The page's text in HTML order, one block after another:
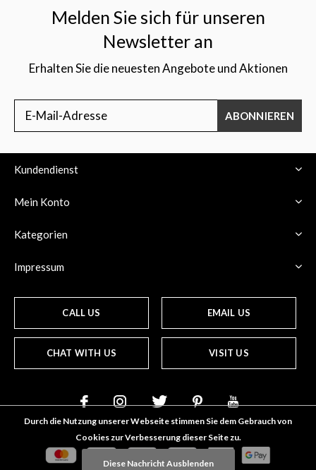
Melden Sie sich für unseren
Newsletter an
Erhalten Sie die neuesten Angebote und Aktionen
ABONNIEREN
Kundendienst
Mein Konto
Kategorien
Impressum
CALL US EMAIL US
CHAT WITH US VISIT US
Durch die Nutzung unserer Webseite stimmen Sie dem Gebrauch von
Cookies zur Verbesserung dieser Seite zu.
Diese Nachricht Ausblenden